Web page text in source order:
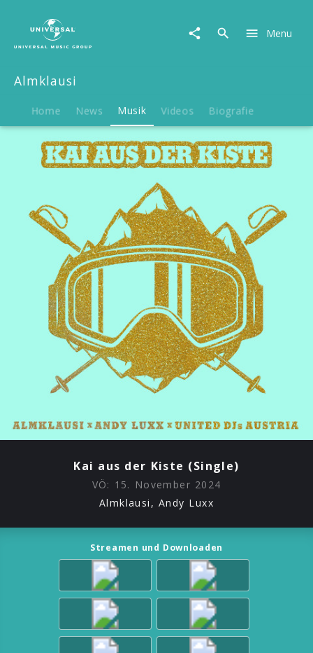
aus
(Single)
Menu
Almklausi
Home News Musik Videos Biografie
Kai aus der Kiste (Single)
VÖ: 15. November 2024
Almklausi, Andy Luxx
Streamen und Downloaden